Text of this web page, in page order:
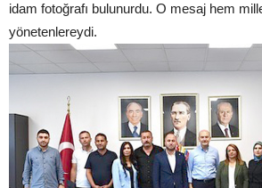
idam fotoğrafı bulunurdu. O mesaj hem
yönetenlereydi.